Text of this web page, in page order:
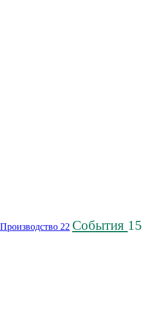
Производство 22 События 15